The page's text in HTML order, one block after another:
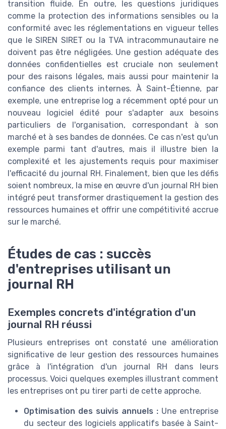
transition fluide. En outre, les questions juridiques
comme la protection des informations sensibles ou la
conformité avec les réglementations en vigueur telles
que le SIREN SIRET ou la TVA intracommunautaire ne
doivent pas être négligées. Une gestion adéquate des
données confidentielles est cruciale non seulement
pour des raisons légales, mais aussi pour maintenir la
confiance des clients internes. À Saint-Étienne, par
exemple, une entreprise log a récemment opté pour un
nouveau logiciel édité pour s'adapter aux besoins
particuliers de l'organisation, correspondant à son
marché et à ses bandes de données. Ce cas n'est qu'un
exemple parmi tant d'autres, mais il illustre bien la
complexité et les ajustements requis pour maximiser
l'efficacité du journal RH. Finalement, bien que les défis
soient nombreux, la mise en œuvre d'un journal RH bien
intégré peut transformer drastiquement la gestion des
ressources humaines et offrir une compétitivité accrue
sur le marché.
Études de cas : succès
d'entreprises utilisant un
journal RH
Exemples concrets d'intégration d'un
journal RH réussi
Plusieurs entreprises ont constaté une amélioration
significative de leur gestion des ressources humaines
grâce à l'intégration d'un journal RH dans leurs
processus. Voici quelques exemples illustrant comment
les entreprises ont pu tirer parti de cette approche.
Optimisation des suivis annuels : Une entreprise
du secteur des logiciels applicatifs basée à Saint-